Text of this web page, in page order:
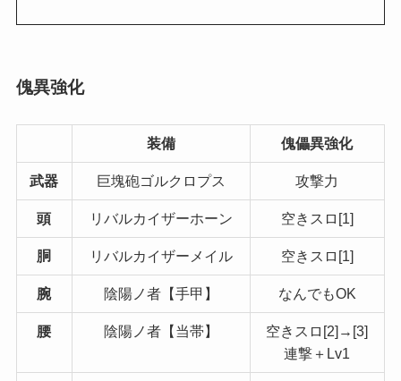
傀異強化
装備 傀儡異強化
武器 巨塊砲ゴルクロプス 攻撃力
頭 リバルカイザーホーン 空きスロ[1]
胴 リバルカイザーメイル 空きスロ[1]
腕 陰陽ノ者【手甲】 なんでもOK
腰 陰陽ノ者【当帯】
空きスロ[2]→[3]
連撃＋Lv1